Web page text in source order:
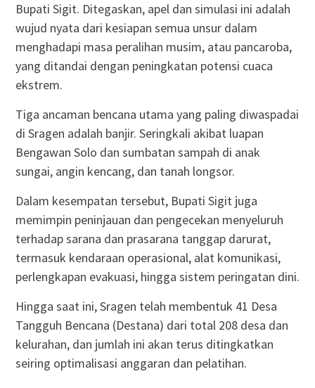
Bupati Sigit. Ditegaskan, apel dan simulasi ini adalah
wujud nyata dari kesiapan semua unsur dalam
menghadapi masa peralihan musim, atau pancaroba,
yang ditandai dengan peningkatan potensi cuaca
ekstrem.
​Tiga ancaman bencana utama yang paling diwaspadai
di Sragen adalah banjir. Seringkali akibat luapan
Bengawan Solo dan sumbatan sampah di anak
sungai, angin kencang, dan tanah longsor.
​Dalam kesempatan tersebut, Bupati Sigit juga
memimpin peninjauan dan pengecekan menyeluruh
terhadap sarana dan prasarana tanggap darurat,
termasuk kendaraan operasional, alat komunikasi,
perlengkapan evakuasi, hingga sistem peringatan dini.
​​Hingga saat ini, Sragen telah membentuk 41 Desa
Tangguh Bencana (Destana) dari total 208 desa dan
kelurahan, dan jumlah ini akan terus ditingkatkan
seiring optimalisasi anggaran dan pelatihan.